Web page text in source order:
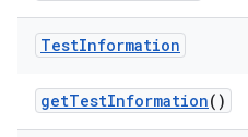
TestInformation
getTestInformation()